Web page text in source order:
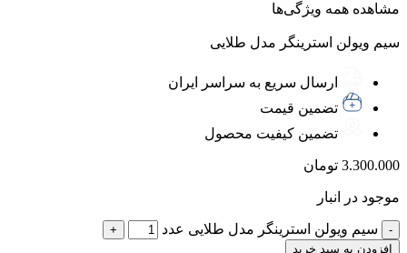
مشاهده همه ویژگی‌ها
سیم ویولن استرینگر مدل طلایی
ارسال سریع به سراسر ایران
تضمین قیمت
تضمین کیفیت محصول
3.300.000 تومان
موجود در انبار
سیم ویولن استرینگر مدل طلایی عدد
افزودن به سبد خرید